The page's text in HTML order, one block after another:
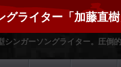
グライター「加藤直
シンガーソングライター。圧倒